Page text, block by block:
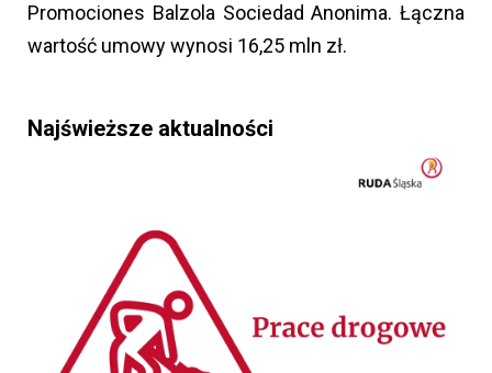
Promociones Balzola Sociedad Anonima. Łączna
wartość umowy wynosi 16,25 mln zł.
Najświeższe aktualności